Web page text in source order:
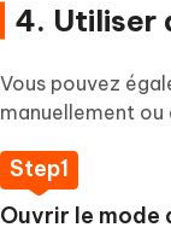
4. Utiliser
Vous pouvez
manuellement ou
Ouvrir le mode